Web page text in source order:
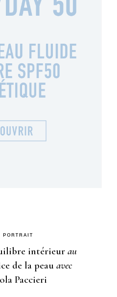
PORTRAIT
intérieurau
de la peauavec
Paccieri